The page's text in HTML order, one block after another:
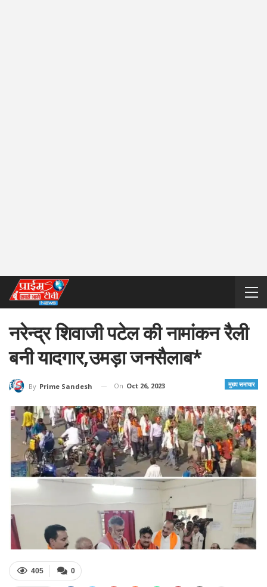
नरेन्द्र शिवाजी पटेल की नामांकन रैली
बनी यादगार,उमड़ा जनसैलाब*
मुख्य समाचार
By Prime Sandesh On Oct 26, 2023
0
405